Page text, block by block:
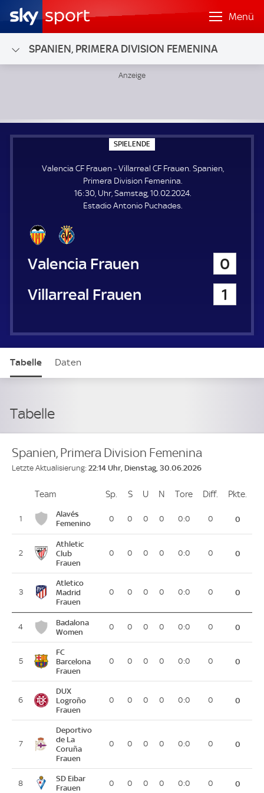
Menü
SPANIEN, PRIMERA DIVISION FEMENINA
SPIELENDE
P
E
E
N
E
Valencia CF Frauen - Villarreal CF Frauen. Spanien,
Primera Division Femenina.
16:30, Uhr, Samstag, 10.02.2024.
Estadio Antonio Puchades.
Valencia CF Frauen
0
Villarreal CF Frauen
1
Tabelle Daten
Tabelle
Spanien, Primera Division Femenina
Letzte Aktualisierung: 22:14 Uhr, Dienstag, 30.06.2026
PlatzTeam Sp. Spiele
SSiege
U Unentschieden
N Niederlagen
Tore ToreDiff. Differenz
Pkte.
1
Alavés
Femenino
0 0 0 0 0:0 0 0
2
Athletic
Club
Frauen
0 0 0 0 0:0 0 0
3
Atletico
Madrid
Frauen
0 0 0 0 0:0 0 0
4
Badalona
Women
0 0 0 0 0:0 0 0
5
FC
Barcelona
Frauen
0 0 0 0 0:0 0 0
6
DUX
Logroño
Frauen
0 0 0 0 0:0 0 0
7
Deportivo
de La
Coruña
Frauen
0 0 0 0 0:0 0 0
8
SD Eibar
Frauen
0 0 0 0 0:0 0 0